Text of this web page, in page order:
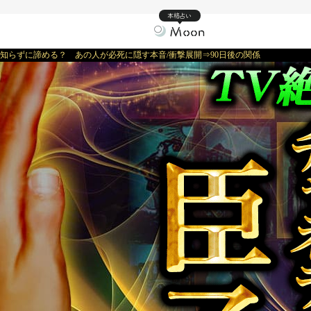
本格占い
知らずに諦める？ あの人が必死に隠す本音/衝撃展開⇒90日後の関係